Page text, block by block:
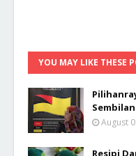
YOU MAY LIKE THESE
Sembilan
August
Resipi